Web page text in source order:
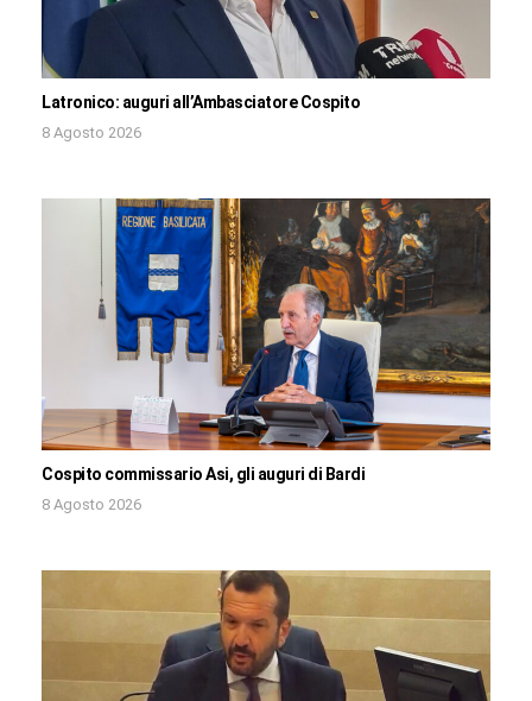
Latronico: auguri all’Ambasciatore Cospito
8 Agosto 2026
Cospito commissario Asi, gli auguri di Bardi
8 Agosto 2026